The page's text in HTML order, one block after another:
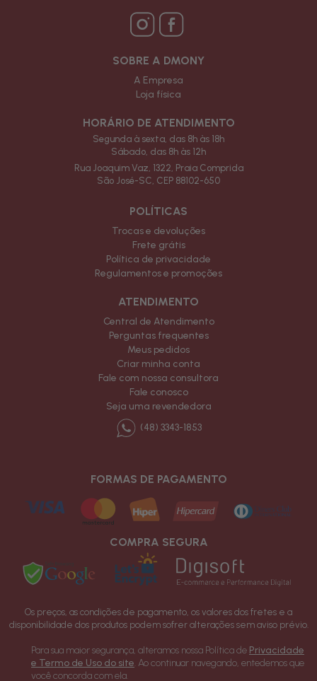
SOBRE A DMONY
A Empresa
Loja física
HORÁRIO DE ATENDIMENTO
Segunda à sexta, das 8h às 18h
Sábado, das 8h às 12h
Rua Joaquim Vaz, 1322, Praia Comprida
São José-SC, CEP 88102-650
POLÍTICAS
Trocas e devoluções
Frete grátis
Política de privacidade
Regulamentos e promoções
ATENDIMENTO
Central de Atendimento
Perguntas frequentes
Meus pedidos
Criar minha conta
Fale com nossa consultora
Fale conosco
Seja uma revendedora
(48) 3343-1853
FORMAS DE PAGAMENTO
COMPRA SEGURA
Os preços, as condições de pagamento, os valores dos fretes e a
disponibilidade dos produtos podem sofrer alterações sem aviso prévio.
promoções oferecidas pelo site.
Copyright - 2022 - Todos os direitos reservados a D´mony Moda Íntima
Para sua maior segurança, alteramos nossa Política de Privacidade
e Termo de Uso do site . Ao continuar navegando, entedemos que
você concorda com ela.